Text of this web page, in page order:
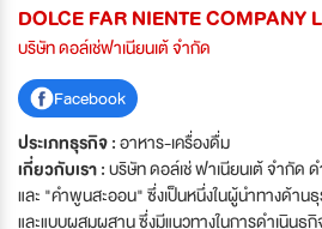
DOLCE FAR NIENTE COMPANY
บริษัท ดอล์เช่ฟาเนียนเต้ จำกัด
Facebook
ประเภทธุรกิจ :อาหาร-เครื่องดื่ม
เกี่ยวกับเรา :บริษัท ดอล์เช่ ฟาเนียนเต้ จำกัด
และ "คำพูนสะออน" ซึ่งเป็นหนึ่งในผู้นำทางด้าน
และแบบผสมผสาน ซึ่งมีแนวทางในการดำเนิน